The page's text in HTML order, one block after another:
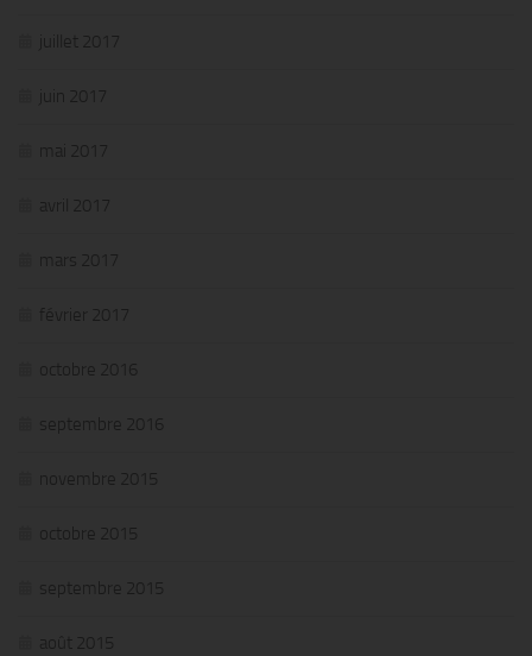
juillet 2017
juin 2017
mai 2017
avril 2017
mars 2017
février 2017
octobre 2016
septembre 2016
novembre 2015
octobre 2015
septembre 2015
août 2015